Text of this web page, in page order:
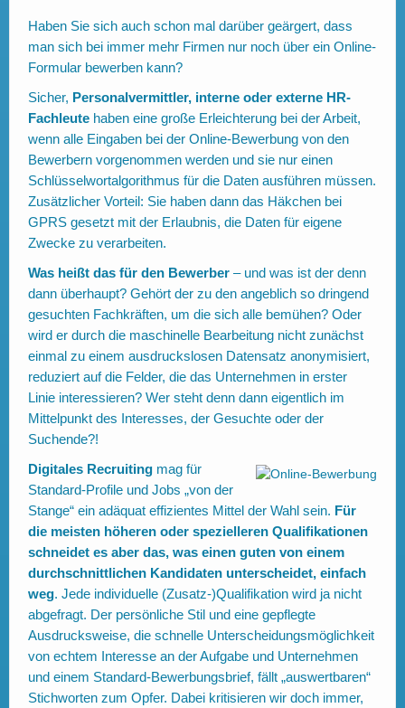
Haben Sie sich auch schon mal darüber geärgert, dass
man sich bei immer mehr Firmen nur noch über ein Online-
Formular bewerben kann?
Sicher, Personalvermittler, interne oder externe HR-
Fachleute haben eine große Erleichterung bei der Arbeit,
wenn alle Eingaben bei der Online-Bewerbung von den
Bewerbern vorgenommen werden und sie nur einen
Schlüsselwortalgorithmus für die Daten ausführen müssen.
Zusätzlicher Vorteil: Sie haben dann das Häkchen bei
GPRS gesetzt mit der Erlaubnis, die Daten für eigene
Zwecke zu verarbeiten.
Was heißt das für den Bewerber – und was ist der denn
dann überhaupt? Gehört der zu den angeblich so dringend
gesuchten Fachkräften, um die sich alle bemühen? Oder
wird er durch die maschinelle Bearbeitung nicht zunächst
einmal zu einem ausdruckslosen Datensatz anonymisiert,
reduziert auf die Felder, die das Unternehmen in erster
Linie interessieren? Wer steht denn dann eigentlich im
Mittelpunkt des Interesses, der Gesuchte oder der
Suchende?!
Digitales Recruiting mag für
Standard-Profile und Jobs „von der
Stange“ ein adäquat effizientes Mittel der Wahl sein. Für
die meisten höheren oder spezielleren Qualifikationen
schneidet es aber das, was einen guten von einem
durchschnittlichen Kandidaten unterscheidet, einfach
weg. Jede individuelle (Zusatz-)Qualifikation wird ja nicht
abgefragt. Der persönliche Stil und eine gepflegte
Ausdrucksweise, die schnelle Unterscheidungsmöglichkeit
von echtem Interesse an der Aufgabe und Unternehmen
und einem Standard-Bewerbungsbrief, fällt „auswertbaren“
Stichworten zum Opfer. Dabei kritisieren wir doch immer,